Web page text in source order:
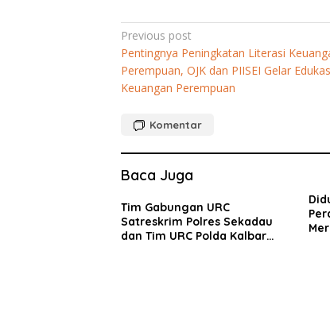
Navigasi
pos
Previous post
Pentingnya Peningkatan Literasi
Perempuan, OJK dan PIISEI Gelar
Keuangan Perempuan
Komentar
Baca Juga
Tim Gabungan URC
Satreskrim Polres Sekadau
dan Tim URC Polda Kalbar